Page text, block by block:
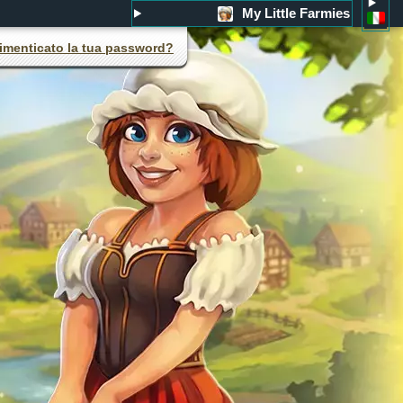
My Little Farmies
la tua password?